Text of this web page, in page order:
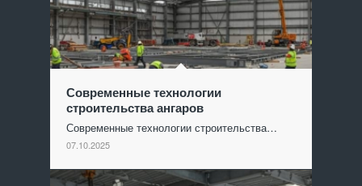
Современные технологии
строительства ангаров
Современные технологии строительства…
07.10.2025